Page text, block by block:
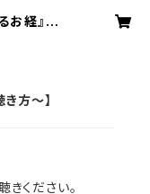
お経』～
方～】
ください。